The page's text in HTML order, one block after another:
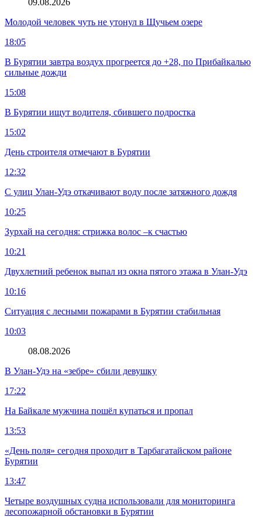
Молодой человек чуть не утонул в Щучьем озере
18:05
В Бурятии завтра воздух прогреется до +28, по Прибайкалью
сильные дожди
15:08
В Бурятии ищут водителя, сбившего подростка
15:02
День строителя отмечают в Бурятии
12:32
С улиц Улан-Удэ откачивают воду после затяжного дождя
10:25
Зурхай на сегодня: стрижка волос –к счастью
10:21
Двухлетний ребенок выпал из окна пятого этажа в Улан-Удэ
10:16
Ситуация с лесными пожарами в Бурятии стабильная
10:03
08.08.2026
В Улан-Удэ на «зебре» сбили девушку
17:22
На Байкале мужчина пошёл купаться и пропал
13:53
«День поля» сегодня проходит в Тарбагатайском районе
Бурятии
13:47
Четыре воздушных судна использовали для мониторинга
лесопожарной обстановки в Бурятии